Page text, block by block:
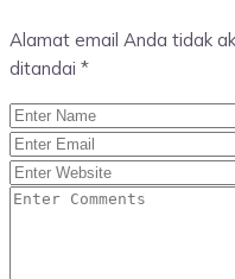
Alamat email Anda tidak
ditandai *